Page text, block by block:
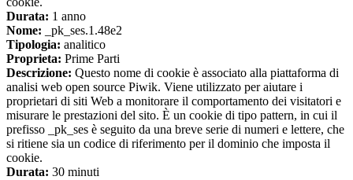
Durata: 1 anno
Nome: _pk_ses.1.48e2
Tipologia: analitico
Proprieta: Prime Parti
Descrizione: Questo nome di cookie è associato alla piattaforma di
analisi web open source Piwik. Viene utilizzato per aiutare i
proprietari di siti Web a monitorare il comportamento dei visitatori e
misurare le prestazioni del sito. È un cookie di tipo pattern, in cui il
prefisso _pk_ses è seguito da una breve serie di numeri e lettere, che
si ritiene sia un codice di riferimento per il dominio che imposta il
cookie.
Durata: 30 minuti